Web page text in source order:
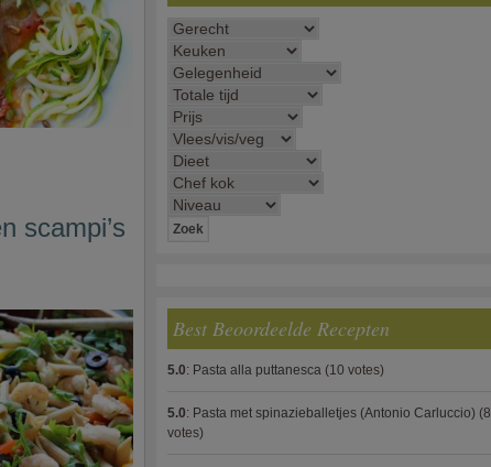
scampi’s
Best Beoordeelde Recepten
5.0: Pasta alla puttanesca (10 votes)
5.0: Pasta met spinazieballetjes (Antonio Carluccio) (8
votes)